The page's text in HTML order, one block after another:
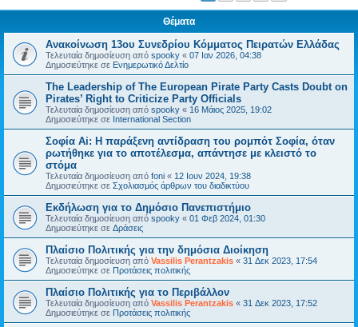
η
Θέματα
Ανακοίνωση 13ου Συνεδρίου Κόμματος Πειρατών Ελλάδας
Τελευταία δημοσίευση από spooky « 07 Ιαν 2026, 04:38
Δημοσιεύτηκε σε Ενημερωτικό Δελτίο
The Leadership of The European Pirate Party Casts Doubt on
Pirates’ Right to Criticize Party Officials
Τελευταία δημοσίευση από spooky « 16 Μάιος 2025, 19:02
Δημοσιεύτηκε σε International Section
Σοφία Ai: Η παράξενη αντίδραση του ρομπότ Σοφία, όταν
ρωτήθηκε για το αποτέλεσμα, απάντησε με κλειστό το
στόμα
Τελευταία δημοσίευση από foni « 12 Ιουν 2024, 19:38
Δημοσιεύτηκε σε Σχολιασμός άρθρων του διαδικτύου
Εκδήλωση για το Δημόσιο Πανεπιστήμιο
Τελευταία δημοσίευση από spooky « 01 Φεβ 2024, 01:30
Δημοσιεύτηκε σε Δράσεις
Πλαίσιο Πολιτικής για την δημόσια Διοίκηση
Τελευταία δημοσίευση από Vassilis Perantzakis « 31 Δεκ 2023, 17:54
Δημοσιεύτηκε σε Προτάσεις πολιτικής
Πλαίσιο Πολιτικής για το Περιβάλλον
Τελευταία δημοσίευση από Vassilis Perantzakis « 31 Δεκ 2023, 17:52
Δημοσιεύτηκε σε Προτάσεις πολιτικής